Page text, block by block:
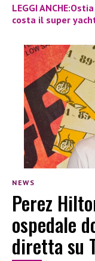
LEGGI
costa il super
NEWS
Perez
ospedale
diretta su